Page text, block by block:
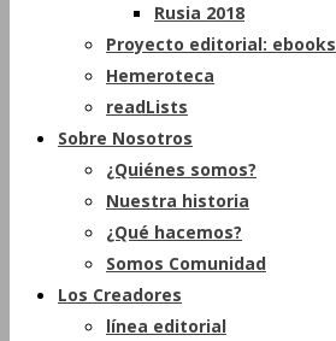
Rusia 2018
Proyecto editorial: ebooks
Hemeroteca
readLists
Sobre Nosotros
¿Quiénes somos?
Nuestra historia
¿Qué hacemos?
Somos Comunidad
Los Creadores
línea editorial